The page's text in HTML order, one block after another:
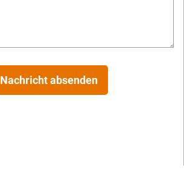
Nachricht absenden